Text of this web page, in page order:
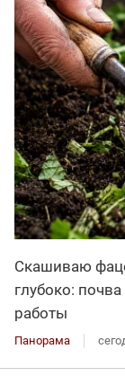
Скашиваю
глубоко:
работы
Панорама